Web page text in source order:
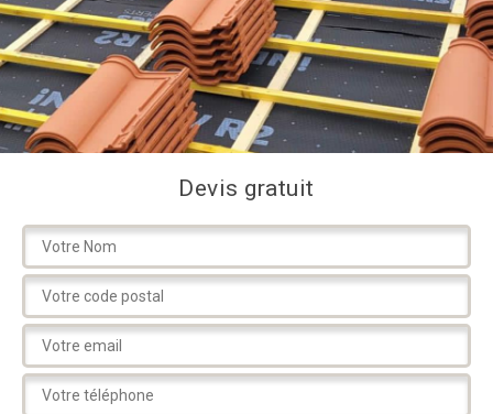
Devis gratuit